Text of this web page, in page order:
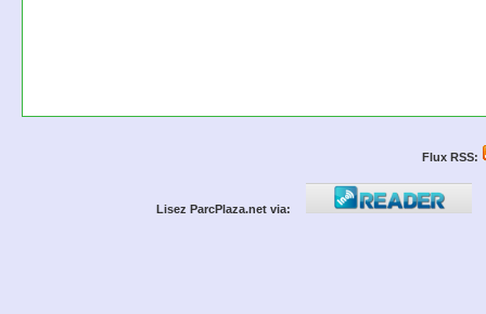
Flux RSS:
Lisez ParcPlaza.net via: